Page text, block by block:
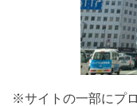
※サイトの一部にプ